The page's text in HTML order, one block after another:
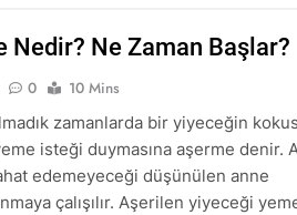
Ne Zaman Başlar?
0
10 Mins
zamanlarda bir yiyeceğin
isteği duymasına aşerme denir.
edemeyeceği düşünülen anne
çalışılır. Aşerilen yiyeceği